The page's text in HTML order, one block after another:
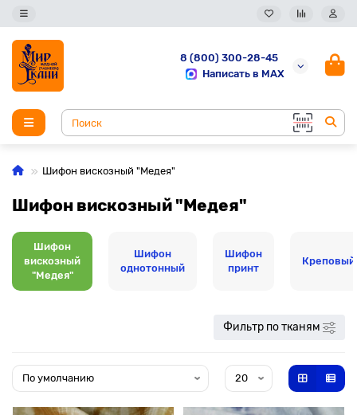
8 (800) 300-28-45
Написать в MAX
Шифон вискозный "Медея"
Шифон вискозный "Медея"
Шифон
вискозный
"Медея"
Шифон
однотонный
Шифон
принт
Креповый
Фильтр по тканям